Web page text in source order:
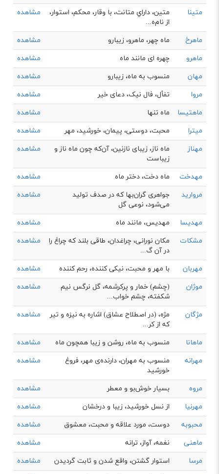
متینا
متین، داراي متانت، با وقار، محکم، استوار،
از نام‌ه...
مشاهده
ماهرخ ماه چهر، ماهرو، زیبارو
مشاهده
ماهرو
چهره ای مانند ماه
مشاهده
مهان
منسوب به ماه، زيبارو
مشاهده
مروا
تفأل، فال نیک، دعای خیر
مشاهده
ماهتیسا
ماه تنها
مشاهده
میترا
محبت، دوستی، پیمان، خورشید، مهر
مشاهده
مهناز
ماه ناز، زیبای نازنین، آن‌که چون ماه ناز و
زیباست
مشاهده
مهدخت ماه دخت، دختر ماه
مشاهده
مروارید
جواهری گران‌بها که در صدف تولید
می‌شود، نوعی گل
مشاهده
مهدیسا مهدیس، مانند ماه
مشاهده
مشکات
مکان نورانی، چراغدان، طاقی بلند که چراغ را
در آن گ...
مشاهده
مهربان با مهر و محبت، نیکی کننده، رحم کننده
مشاهده
موژان
(چشم) خمار و پرکرشمه، گل نرگس نیم
شکفته، چشم خواب...
مشاهده
مژگان
مژه، (در اصطلاح عشاق) اشاره به نيزه و تير
كه از كر...
مشاهده
ماهانا منسوب به ماه، روشن و زیبا همچون ماه
مشاهده
مهرانه
منسوب به مهران، دارنده‌ی مهر، فروغ
خورشید
مشاهده
مروه بسيار خوش‌بو و معطر
مشاهده
مهرنیا
از نسل خورشید، زیبا و درخشان
مشاهده
محبوبه
دوست، مورد علاقه و محبت، معشوق
مشاهده
ماهنی
نغمه، آواز، ترانه
مشاهده
مرسا
استوار گشتن، واقع شدن و ثابت گردیدن
مشاهده